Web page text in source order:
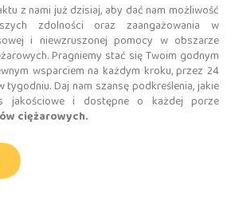
z nami już dzisiaj, aby dać nam możliwość
zdolności oraz zaangażowania w
i niewzruszonej pomocy w obszarze
Pragniemy stać się Twoim godnym
wsparciem na każdym kroku, przez 24
tygodniu. Daj nam szansę podkreślenia, jakie
jakościowe i dostępne o każdej porze
ciężarowych.